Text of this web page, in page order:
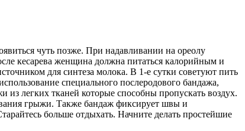
чуть позже. При надавливании на ореолу
кесарева женщина должна питаться калорийным и
для синтеза молока. В 1-е сутки советуют пить
специального послеродового бандажа,
легких тканей которые способны пропускать воздух.
грыжи. Также бандаж фиксирует швы и
больше отдыхать. Начните делать простейшие